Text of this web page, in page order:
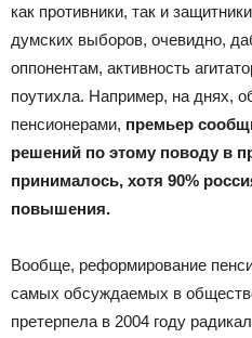
как противники, так и
думских выборов, очевидно,
оппонентам, активность
поутихла. Например, на днях,
пенсионерами, премьер
решений по этому поводу в
принималось, хотя 90%
повышения.
Вообще, реформирование
самых обсуждаемых в
претерпела в 2004 году